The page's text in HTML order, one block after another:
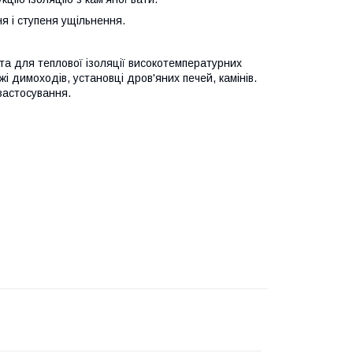
і ступеня ущільнення.
для теплової ізоляції високотемпературних
димоходів, установці дров'яних печей, камінів.